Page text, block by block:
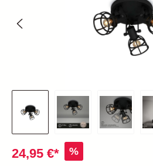
24,95 €* %